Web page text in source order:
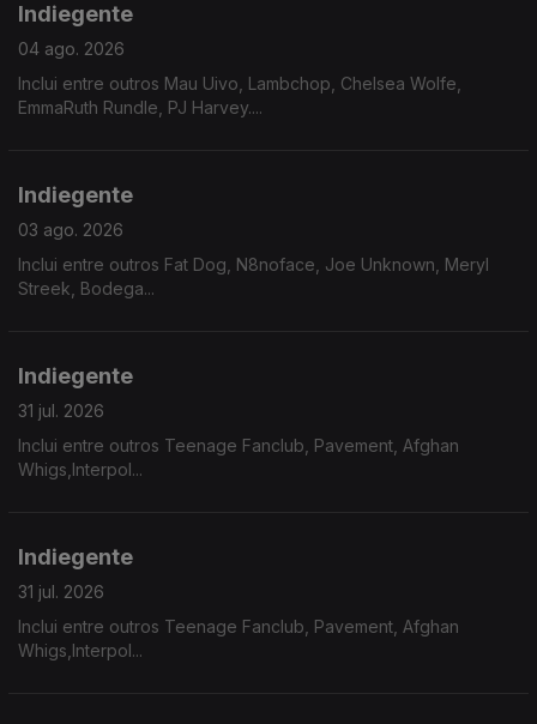
Indiegente
04 ago. 2026
Inclui entre outros Mau Uivo, Lambchop, Chelsea Wolfe,
EmmaRuth Rundle, PJ Harvey....
Indiegente
03 ago. 2026
Inclui entre outros Fat Dog, N8noface, Joe Unknown, Meryl
Streek, Bodega...
Indiegente
31 jul. 2026
Inclui entre outros Teenage Fanclub, Pavement, Afghan
Whigs,Interpol...
Indiegente
31 jul. 2026
Inclui entre outros Teenage Fanclub, Pavement, Afghan
Whigs,Interpol...